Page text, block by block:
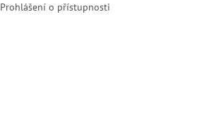
Prohlášení o přístupnosti